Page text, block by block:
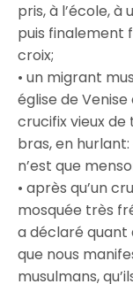
pris, à l’école, à
puis finalement
croix;
• un migrant
église de
crucifix vieux de
bras, en hurlant:
n’est que
• après qu’un
mosquée très
a déclaré quant
que nous
musulmans,